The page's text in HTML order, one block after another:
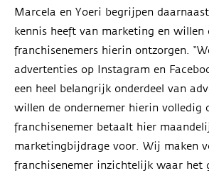
Marcela en Yoeri begrijpen
kennis heeft van marketing en willen
franchisenemers hierin ontzorgen.
advertenties op Instagram en
een heel belangrijk onderdeel van
willen de ondernemer hierin volledig
franchisenemer betaalt hier
marketingbijdrage voor. Wij maken
franchisenemer inzichtelijk waar het